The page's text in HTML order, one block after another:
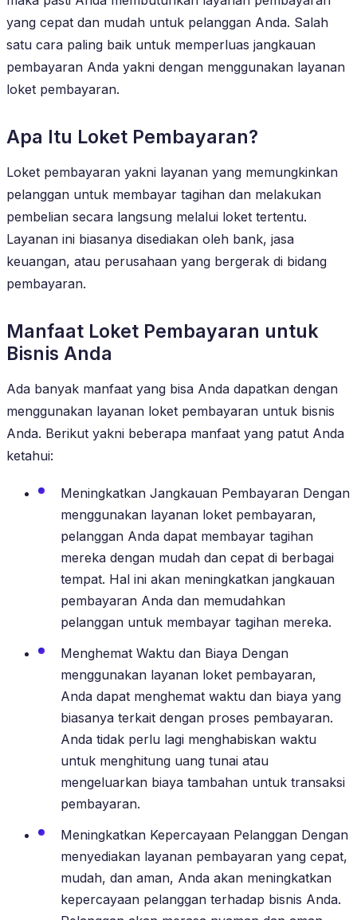
yang cepat dan mudah untuk pelanggan Anda. Salah
satu cara paling baik untuk memperluas jangkauan
pembayaran Anda yakni dengan menggunakan layanan
loket pembayaran.
Apa Itu Loket Pembayaran?
Loket pembayaran yakni layanan yang memungkinkan
pelanggan untuk membayar tagihan dan melakukan
pembelian secara langsung melalui loket tertentu.
Layanan ini biasanya disediakan oleh bank, jasa
keuangan, atau perusahaan yang bergerak di bidang
pembayaran.
Manfaat Loket Pembayaran untuk
Bisnis Anda
Ada banyak manfaat yang bisa Anda dapatkan dengan
menggunakan layanan loket pembayaran untuk bisnis
Anda. Berikut yakni beberapa manfaat yang patut Anda
ketahui:
Meningkatkan Jangkauan Pembayaran Dengan
menggunakan layanan loket pembayaran,
pelanggan Anda dapat membayar tagihan
mereka dengan mudah dan cepat di berbagai
tempat. Hal ini akan meningkatkan jangkauan
pembayaran Anda dan memudahkan
pelanggan untuk membayar tagihan mereka.
Menghemat Waktu dan Biaya Dengan
menggunakan layanan loket pembayaran,
Anda dapat menghemat waktu dan biaya yang
biasanya terkait dengan proses pembayaran.
Anda tidak perlu lagi menghabiskan waktu
untuk menghitung uang tunai atau
mengeluarkan biaya tambahan untuk transaksi
pembayaran.
Meningkatkan Kepercayaan Pelanggan Dengan
menyediakan layanan pembayaran yang cepat,
mudah, dan aman, Anda akan meningkatkan
kepercayaan pelanggan terhadap bisnis Anda.